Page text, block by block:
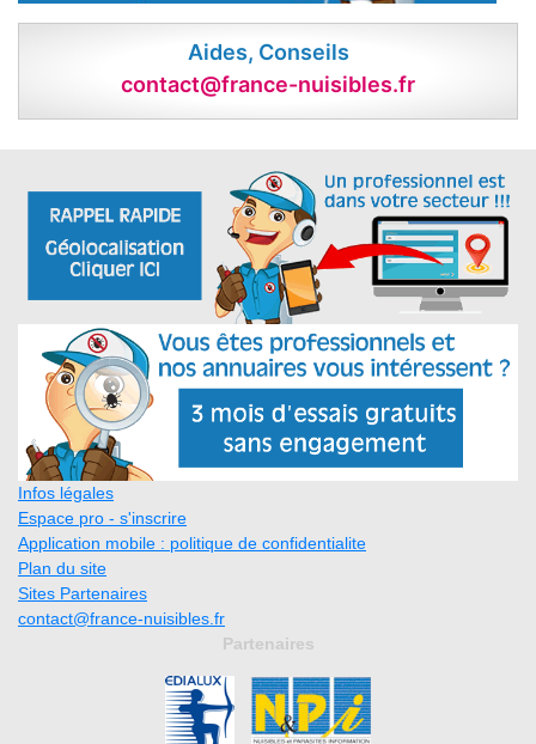
Aides, Conseils
contact@france-nuisibles.fr
Infos légales
Espace pro - s'inscrire
Application mobile : politique de confidentialite
Plan du site
Sites Partenaires
contact@france-nuisibles.fr
Partenaires